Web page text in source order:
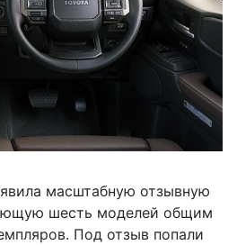
масштабную отзывную
шесть моделей общим
Под отзыв попали